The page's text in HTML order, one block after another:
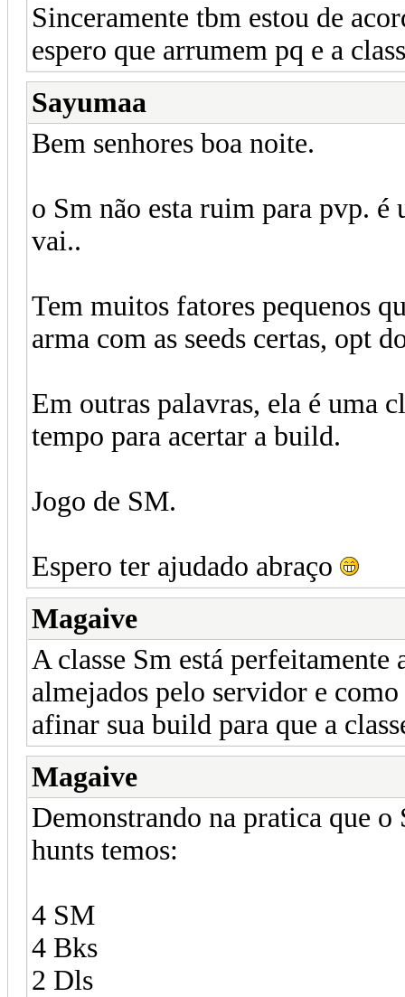
Sinceramente tbm estou de
espero que arrumem pq e a
Sayumaa
Bem senhores boa noite.
o Sm não esta ruim para pvp. é
vai..
Tem muitos fatores pequenos
arma com as seeds certas, opt
Em outras palavras, ela é uma
tempo para acertar a build.
Jogo de SM.
Espero ter ajudado abraço
Magaive
A classe Sm está perfeitamente
almejados pelo servidor e
afinar sua build para que a
Magaive
Demonstrando na pratica que
hunts temos:
4 SM
4 Bks
2 Dls